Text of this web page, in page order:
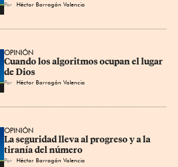
Por Héctor Barragán Valencia
OPINIÓN
Cuando los algoritmos ocupan el lugar
de Dios
Por Héctor Barragán Valencia
OPINIÓN
La seguridad lleva al progreso y a la
tiranía del número
Por Héctor Barragán Valencia